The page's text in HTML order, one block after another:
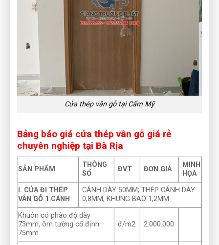
Cửa thép vân gỗ tại Cẩm Mỹ
Bảng báo giá cửa thép vân gỗ giá rẻ
chuyên nghiệp tại Bà Rịa
SẢN PHẨM
THÔNG
SỐ
ĐVT ĐƠN GIÁ
MINH
HỌA
I. CỬA ĐI THÉP
VÂN GỖ 1 CÁNH
CÁNH DÀY 50MM; THÉP CÁNH DÀY
0,8MM, KHUNG BAO 1,2MM
Khuôn có phào độ dày
73mm, ôm tường cố định
75mm
đ/m2 2.000.000